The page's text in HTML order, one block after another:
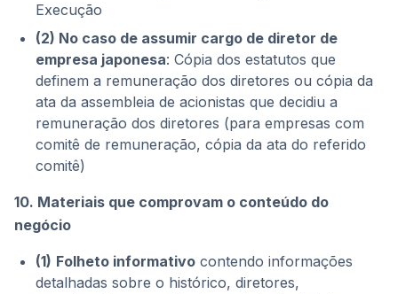
Execução
(2) No caso de assumir cargo de diretor de
empresa japonesa: Cópia dos estatutos que
definem a remuneração dos diretores ou cópia da
ata da assembleia de acionistas que decidiu a
remuneração dos diretores (para empresas com
comitê de remuneração, cópia da ata do referido
comitê)
10. Materiais que comprovam o conteúdo do
negócio
(1) Folheto informativo contendo informações
detalhadas sobre o histórico, diretores,